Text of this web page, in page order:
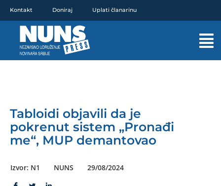
sadržaj
Kontakt Doniraj Uplati članarinu
Tabloidi objavili da je
pokrenut sistem „Pronađi
me“, MUP demantovao
Izvor: N1 NUNS 29/08/2024